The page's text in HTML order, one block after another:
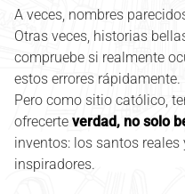
A veces, nombres
Otras veces, historias
compruebe si realmente
estos errores rápidamente.
Pero como sitio católico,
ofrecerte verdad, no solo
inventos: los santos
inspiradores.